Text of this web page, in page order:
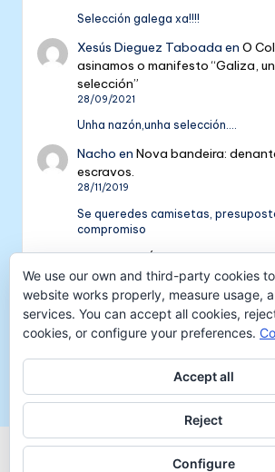
Selección galega xa!!!!
Xesús Dieguez Taboada enO
asinamos o manifesto “Galiza,
selección”
28/09/2021
Unha nazón,unha selección....
Nacho enNova bandeira:
escravos.
28/11/2019
Se queredes camisetas,
compromiso
Colectivo NÓS: 5 anos de
| Colectivo NósenV Aniversario
NÓS
16/09/2018
[…] mil tempadas máis. E por iso
Colectivo NÓS
We use our own and third-party cookies
website works properly, measure usage,
services. You can accept all cookies,
cookies, or configure your preferences.
Accept all
Reject
Configure